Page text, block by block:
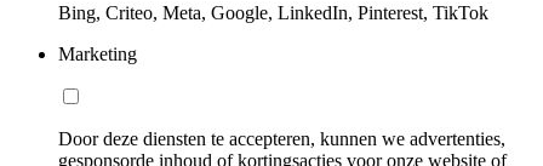
Bing, Criteo, Meta, Google, LinkedIn, Pinterest, TikTok
Marketing
Door deze diensten te accepteren, kunnen we advertenties,
gesponsorde inhoud of kortingsacties voor onze website of